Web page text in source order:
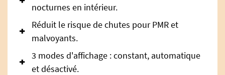
nocturnes en intérieur.
Réduit le risque de chutes pour PMR et
malvoyants.
3 modes d'affichage : constant, automatique
et désactivé.